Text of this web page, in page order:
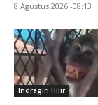
8 Agustus 2026 -08:13
Indragiri Hilir